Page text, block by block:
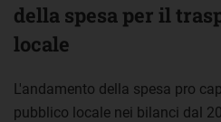
della spesa per il
locale
L'andamento della spesa pro
pubblico locale nei bilanci dal